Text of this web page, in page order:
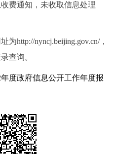
通知，未收取信息处理
http://nyncj.beijing.gov.cn/，
查询。
度政府信息公开工作年度报